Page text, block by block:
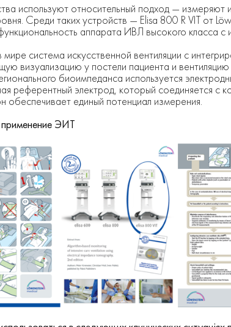
используют относительный подход — измеряют
Среди таких устройств — Elisa 800 R VIT от
аппарата ИВЛ высокого класса
система искусственной вентиляции с
визуализацию у постели пациента и
биоимпеданса используется
референтный электрод, который соединяется
обеспечивает единый потенциал измерения.
применение ЭИТ